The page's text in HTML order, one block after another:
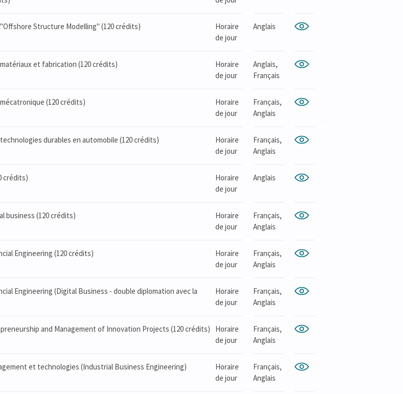
Structure Modelling" (120 crédits)
Horaire
de jour
Anglais
et fabrication (120 crédits)
Horaire
de jour
Anglais,
Français
(120 crédits)
Horaire
de jour
Français,
Anglais
durables en automobile (120 crédits)
Horaire
de jour
Français,
Anglais
crédits)
Horaire
de jour
Anglais
business (120 crédits)
Horaire
de jour
Français,
Anglais
Engineering (120 crédits)
Horaire
de jour
Français,
Anglais
Engineering (Digital Business - double diplomation avec la
Horaire
de jour
Français,
Anglais
and Management of Innovation Projects (120 crédits)
Horaire
de jour
Français,
Anglais
et technologies (Industrial Business Engineering)
Horaire
de jour
Français,
Anglais